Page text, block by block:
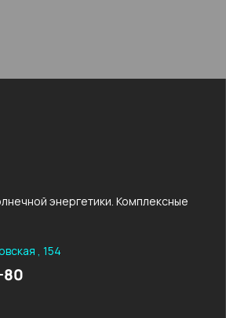
энергетики. Комплексные
80
, 154